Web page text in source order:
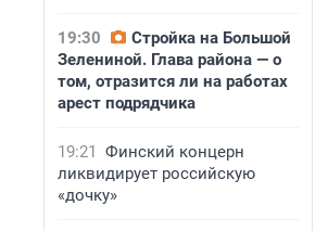
19:30
Стройка на Большой
Зелениной. Глава района — о
том, отразится ли на работах
арест подрядчика
19:21 Финский концерн
ликвидирует российскую
«дочку»